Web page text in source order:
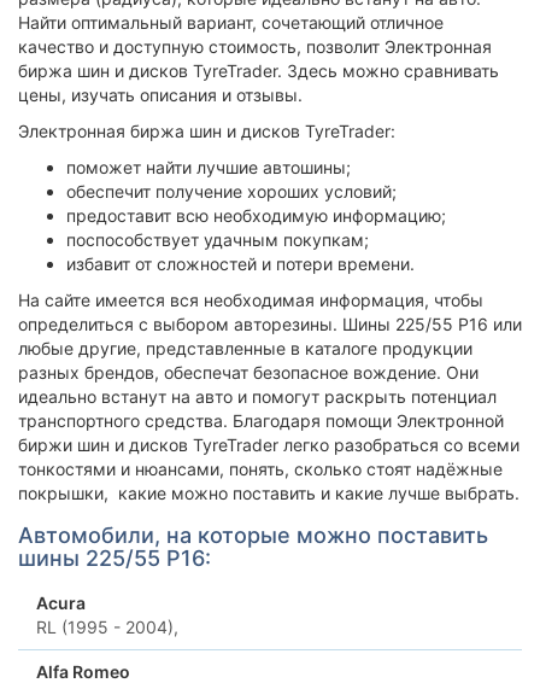
Найти оптимальный вариант, сочетающий отличное
качество и доступную стоимость, позволит Электронная
биржа шин и дисков TyreTrader. Здесь можно сравнивать
цены, изучать описания и отзывы.
Электронная биржа шин и дисков TyreTrader:
поможет найти лучшие автошины;
обеспечит получение хороших условий;
предоставит всю необходимую информацию;
поспособствует удачным покупкам;
избавит от сложностей и потери времени.
На сайте имеется вся необходимая информация, чтобы
определиться с выбором авторезины. Шины 225/55 Р16 или
любые другие, представленные в каталоге продукции
разных брендов, обеспечат безопасное вождение. Они
идеально встанут на авто и помогут раскрыть потенциал
транспортного средства. Благодаря помощи Электронной
биржи шин и дисков TyreTrader легко разобраться со всеми
тонкостями и нюансами, понять, сколько стоят надёжные
покрышки, какие можно поставить и какие лучше выбрать.
Автомобили, на которые можно поставить
шины 225/55 Р16:
Acura
RL (1995 - 2004),
Alfa Romeo